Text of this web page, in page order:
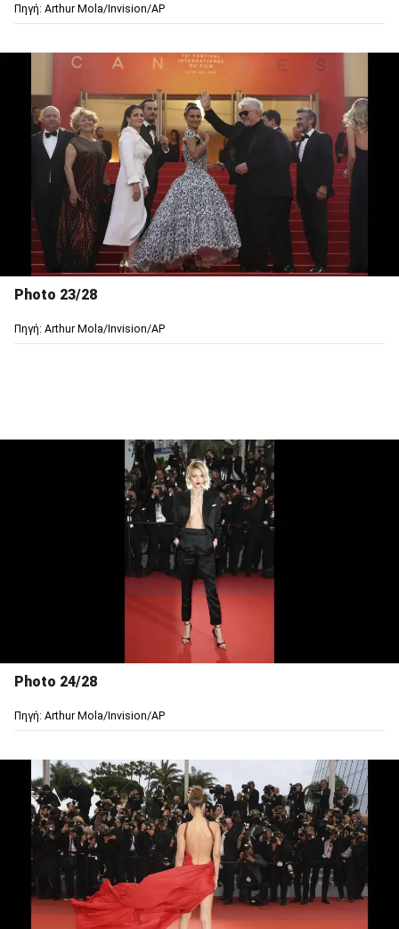
Πηγή: Arthur Mola/Invision/AP
Photo 23/28
Πηγή: Arthur Mola/Invision/AP
Photo 24/28
Πηγή: Arthur Mola/Invision/AP